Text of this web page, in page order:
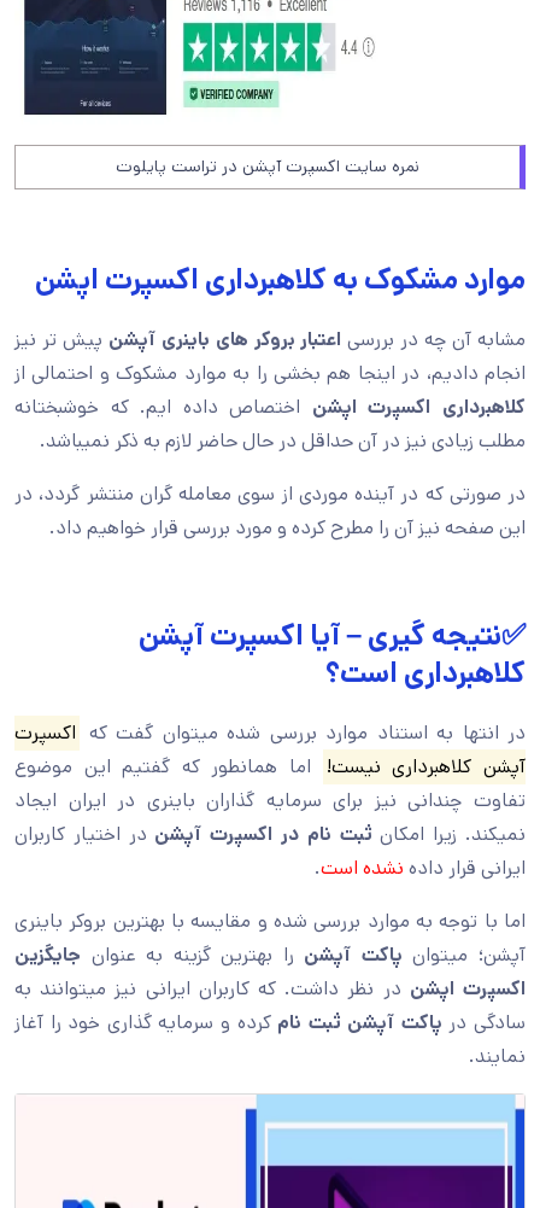
نمره سایت اکسپرت آپشن در تراست پایلوت
موارد مشکوک به کلاهبرداری اکسپرت اپشن
مشابه آن چه در بررسی اعتبار بروکر های باینری آپشن پیش تر نیز
انجام دادیم، در اینجا هم بخشی را به موارد مشکوک و احتمالی از
کلاهبرداری اکسپرت اپشن اختصاص داده ایم. که خوشبختانه
مطلب زیادی نیز در آن حداقل در حال حاضر لازم به ذکر نمیباشد.
در صورتی که در آینده موردی از سوی معامله گران منتشر گردد، در
این صفحه نیز آن را مطرح کرده و مورد بررسی قرار خواهیم داد.
✅نتیجه گیری – آیا اکسپرت آپشن
کلاهبرداری است؟
در انتها به استناد موارد بررسی شده میتوان گفت که اکسپرت
آپشن کلاهبرداری نیست!
اما همانطور که گفتیم این موضوع
تفاوت چندانی نیز برای سرمایه گذاران باینری در ایران ایجاد
نمیکند. زیرا امکان ثبت نام در اکسپرت آپشن در اختیار کاربران
ایرانی قرار داده نشده است.
اما با توجه به موارد بررسی شده و مقایسه با بهترین بروکر باینری
آپشن؛ میتوان پاکت آپشن را بهترین گزینه به عنوان جایگزین
اکسپرت اپشن در نظر داشت. که کاربران ایرانی نیز میتوانند به
سادگی در پاکت آپشن ثبت نام کرده و سرمایه گذاری خود را آغاز
نمایند.